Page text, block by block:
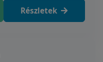
Részletek